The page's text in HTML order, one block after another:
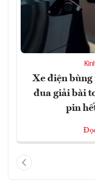
Xe điện bùng
đua giải bài
pin